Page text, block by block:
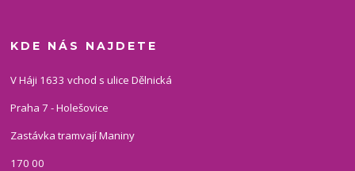
KDE NÁS NAJDETE
V Háji 1633 vchod s ulice Dělnická
Praha 7 - Holešovice
Zastávka tramvají Maniny
170 00